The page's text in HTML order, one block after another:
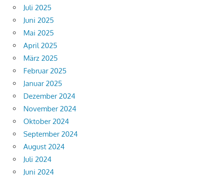
Juli 2025
Juni 2025
Mai 2025
April 2025
März 2025
Februar 2025
Januar 2025
Dezember 2024
November 2024
Oktober 2024
September 2024
August 2024
Juli 2024
Juni 2024